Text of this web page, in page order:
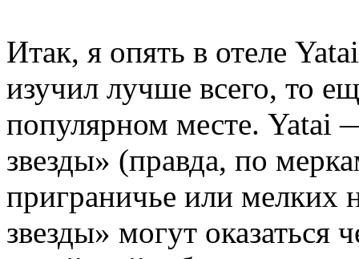
Итак, я опять в отеле
изучил лучше всего, то
популярном месте. Yatai
звезды» (правда, по
приграничье или мелких
звезды» могут оказаться